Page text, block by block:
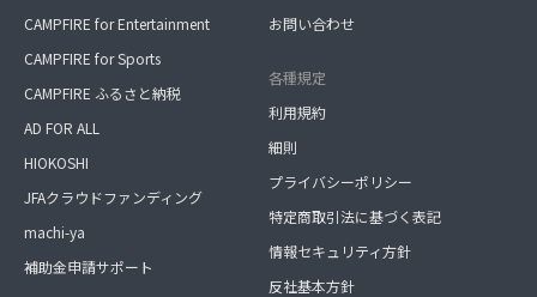
CAMPFIRE for Entertainment
CAMPFIRE for Sports
CAMPFIRE ふるさと納税
AD FOR ALL
HIOKOSHI
JFAクラウドファンディング
machi-ya
補助金申請サポート
お問い合わせ
各種規定
利用規約
細則
プライバシーポリシー
特定商取引法に基づく表記
情報セキュリティ方針
反社基本方針